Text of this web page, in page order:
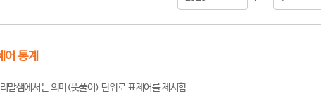
어 통계
말샘에서는 의미(뜻풀이) 단위로 표제어를 제시함.